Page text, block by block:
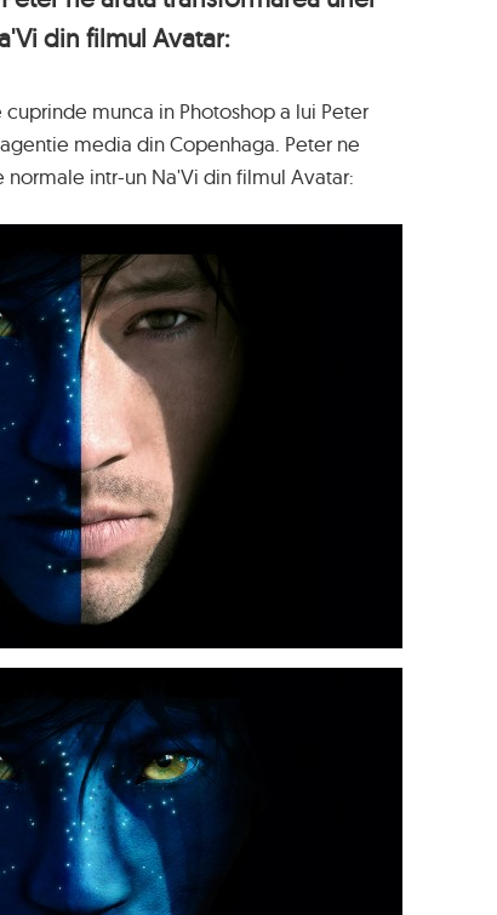
din filmul Avatar:
munca in Photoshop a lui Peter
media din Copenhaga. Peter ne
intr-un Na'Vi din filmul Avatar: